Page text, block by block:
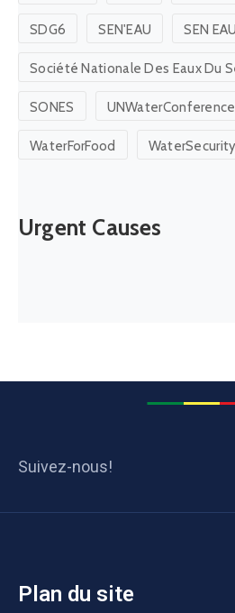
SDG6 SEN'EAU SEN EAU
Société Nationale Des Eaux Du
SONES
WaterForFood WaterSecurity
Urgent Causes
Suivez-nous!
Plan du site